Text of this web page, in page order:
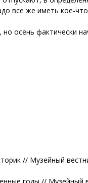
все же иметь кое-
осень фактически
// Музейный